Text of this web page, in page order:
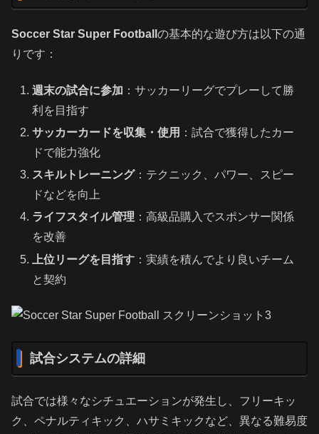
Soccer Star Super Football の基本的な遊び方は以下の通
りです：
週末の試合に参加 ：サッカーリーグでプレーして勝
利を目指す
サッカーカードを収集・使用 ：試合で獲得したカー
ドで能力強化
スキルトレーニング：テクニック、パワー、スピー
ドなどを向上
ライフスタイル管理 ：高級品購入でスポンサー関係
を改善
上位リーグを目指す ：実績を積んでより良いチーム
と契約
試合システムの詳細
試合では様々なシチュエーションが発生し、フリーキッ
ク、ペナルティキック、ハサミキックなど、異なる難易度